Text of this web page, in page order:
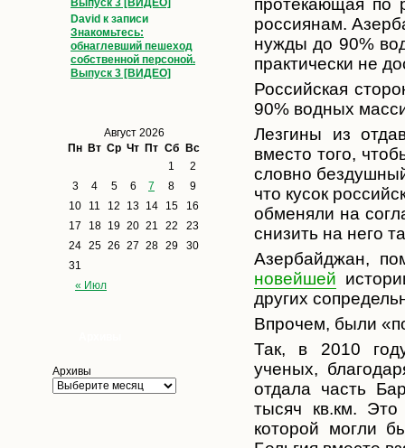
Выпуск 3 [ВИДЕО]
David к записи
Знакомьтесь:
обнаглевший пешеход
собственной персоной.
Выпуск 3 [ВИДЕО]
Август 2026
Пн Вт Ср Чт Пт Сб Вс
« Июл
1
2
3
4 5 6 7 8
9
10
11 12 13 14 15
16
17
18 19 20 21 22
23
24 25 26 27 28 29
30
31
Архивы
протекающая по
россиянам.
нужды до 90%
практически не
Российская
90% водных
Лезгины из
вместо того,
словно
что кусок
обменяли на
снизить на него
Азербайджан,
новейшей
других
Впрочем, были
Так, в 2010
ученых,
отдала часть
тысяч кв.км.
которой могли